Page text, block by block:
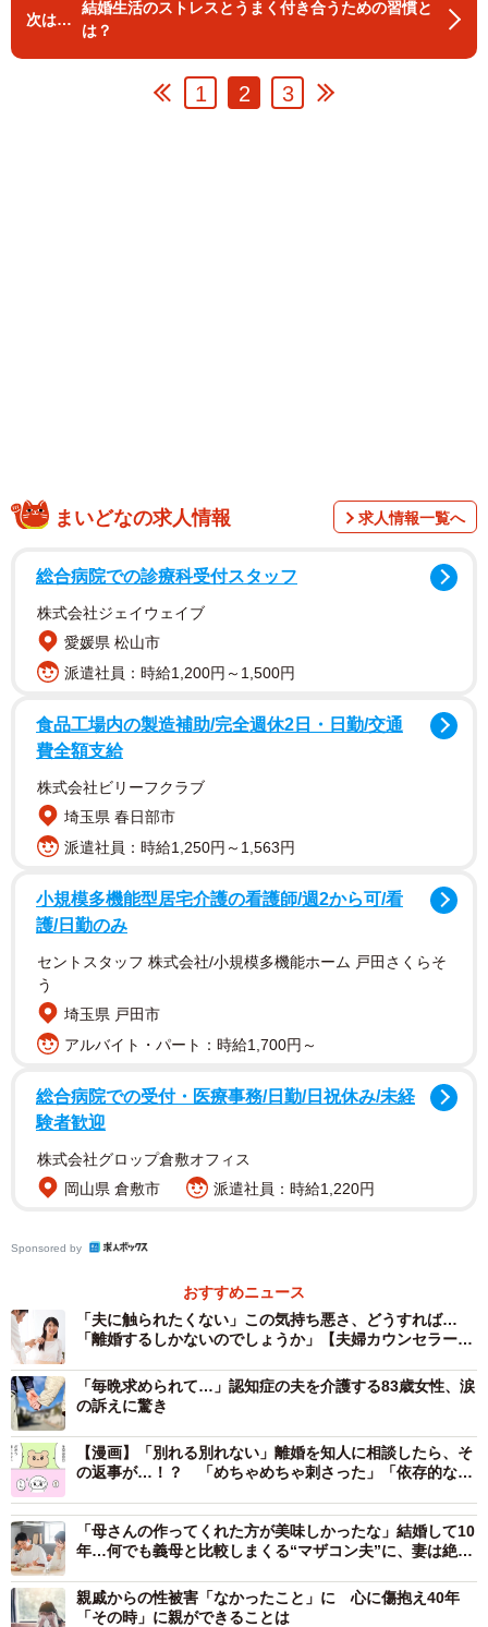
結婚生活のストレスとうまく付き合うための習慣と
は？
1 2 3
まいどなの求人情報 求人情報一覧へ
総合病院での診療科受付スタッフ
株式会社ジェイウェイブ
愛媛県 松山市
派遣社員：時給1,200円～1,500円
食品工場内の製造補助/完全週休2日・日勤/交通
費全額支給
株式会社ビリーフクラブ
埼玉県 春日部市
派遣社員：時給1,250円～1,563円
小規模多機能型居宅介護の看護師/週2から可/看
護/日勤のみ
セントスタッフ 株式会社/小規模多機能ホーム 戸田さくらそ
う
埼玉県 戸田市
アルバイト・パート：時給1,700円～
総合病院での受付・医療事務/日勤/日祝休み/未経
験者歓迎
株式会社グロップ倉敷オフィス
岡山県 倉敷市
派遣社員：時給1,220円
Sponsored by
おすすめニュース
「夫に触られたくない」この気持ち悪さ、どうすれば…
「離婚するしかないのでしょうか」【夫婦カウンセラーが
「毎晩求められて…」認知症の夫を介護する83歳女性、涙
の訴えに驚き
【漫画】「別れる別れない」離婚を知人に相談したら、そ
の返事が…！？ 「めちゃめちゃ刺さった」「依存的な自
「母さんの作ってくれた方が美味しかったな」結婚して10
年…何でも義母と比較しまくる“マザコン夫”に、妻は絶望
親戚からの性被害「なかったこと」に 心に傷抱え40年
「その時」に親ができることは